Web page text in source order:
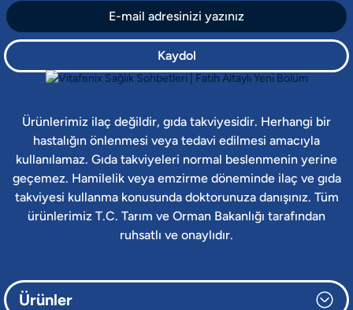
Kaydol
Ürünlerimiz ilaç değildir, gıda takviyesidir. Herhangi bir
hastalığın önlenmesi veya tedavi edilmesi amacıyla
kullanılamaz. Gıda takviyeleri normal beslenmenin yerine
geçemez. Hamilelik veya emzirme döneminde ilaç ve gıda
takviyesi kullanma konusunda doktorunuza danışınız. Tüm
ürünlerimiz T.C. Tarım ve Orman Bakanlığı tarafından
ruhsatlı ve onaylıdır.
Ürünler